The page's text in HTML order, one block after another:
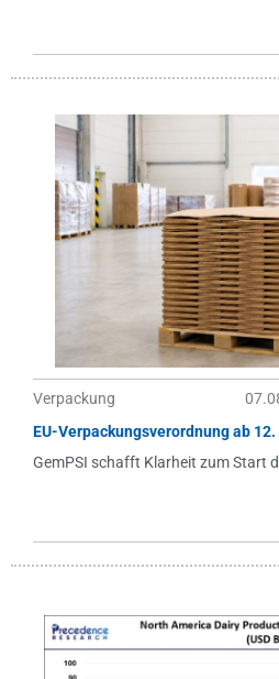
Verpackung
EU-Verpackungsverordnung ab
GemPSI schafft Klarheit zum Start